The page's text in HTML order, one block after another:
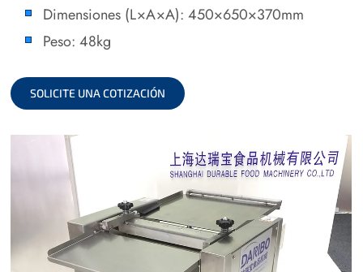
Dimensiones (L×A×A): 450×650×370mm
Peso: 48kg
SOLICITE UNA COTIZACIÓN